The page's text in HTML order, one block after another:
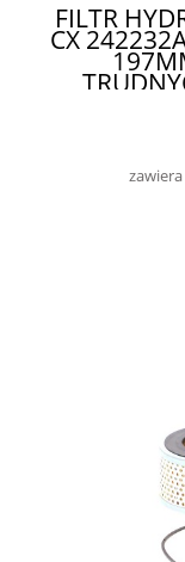
FILTR
CX